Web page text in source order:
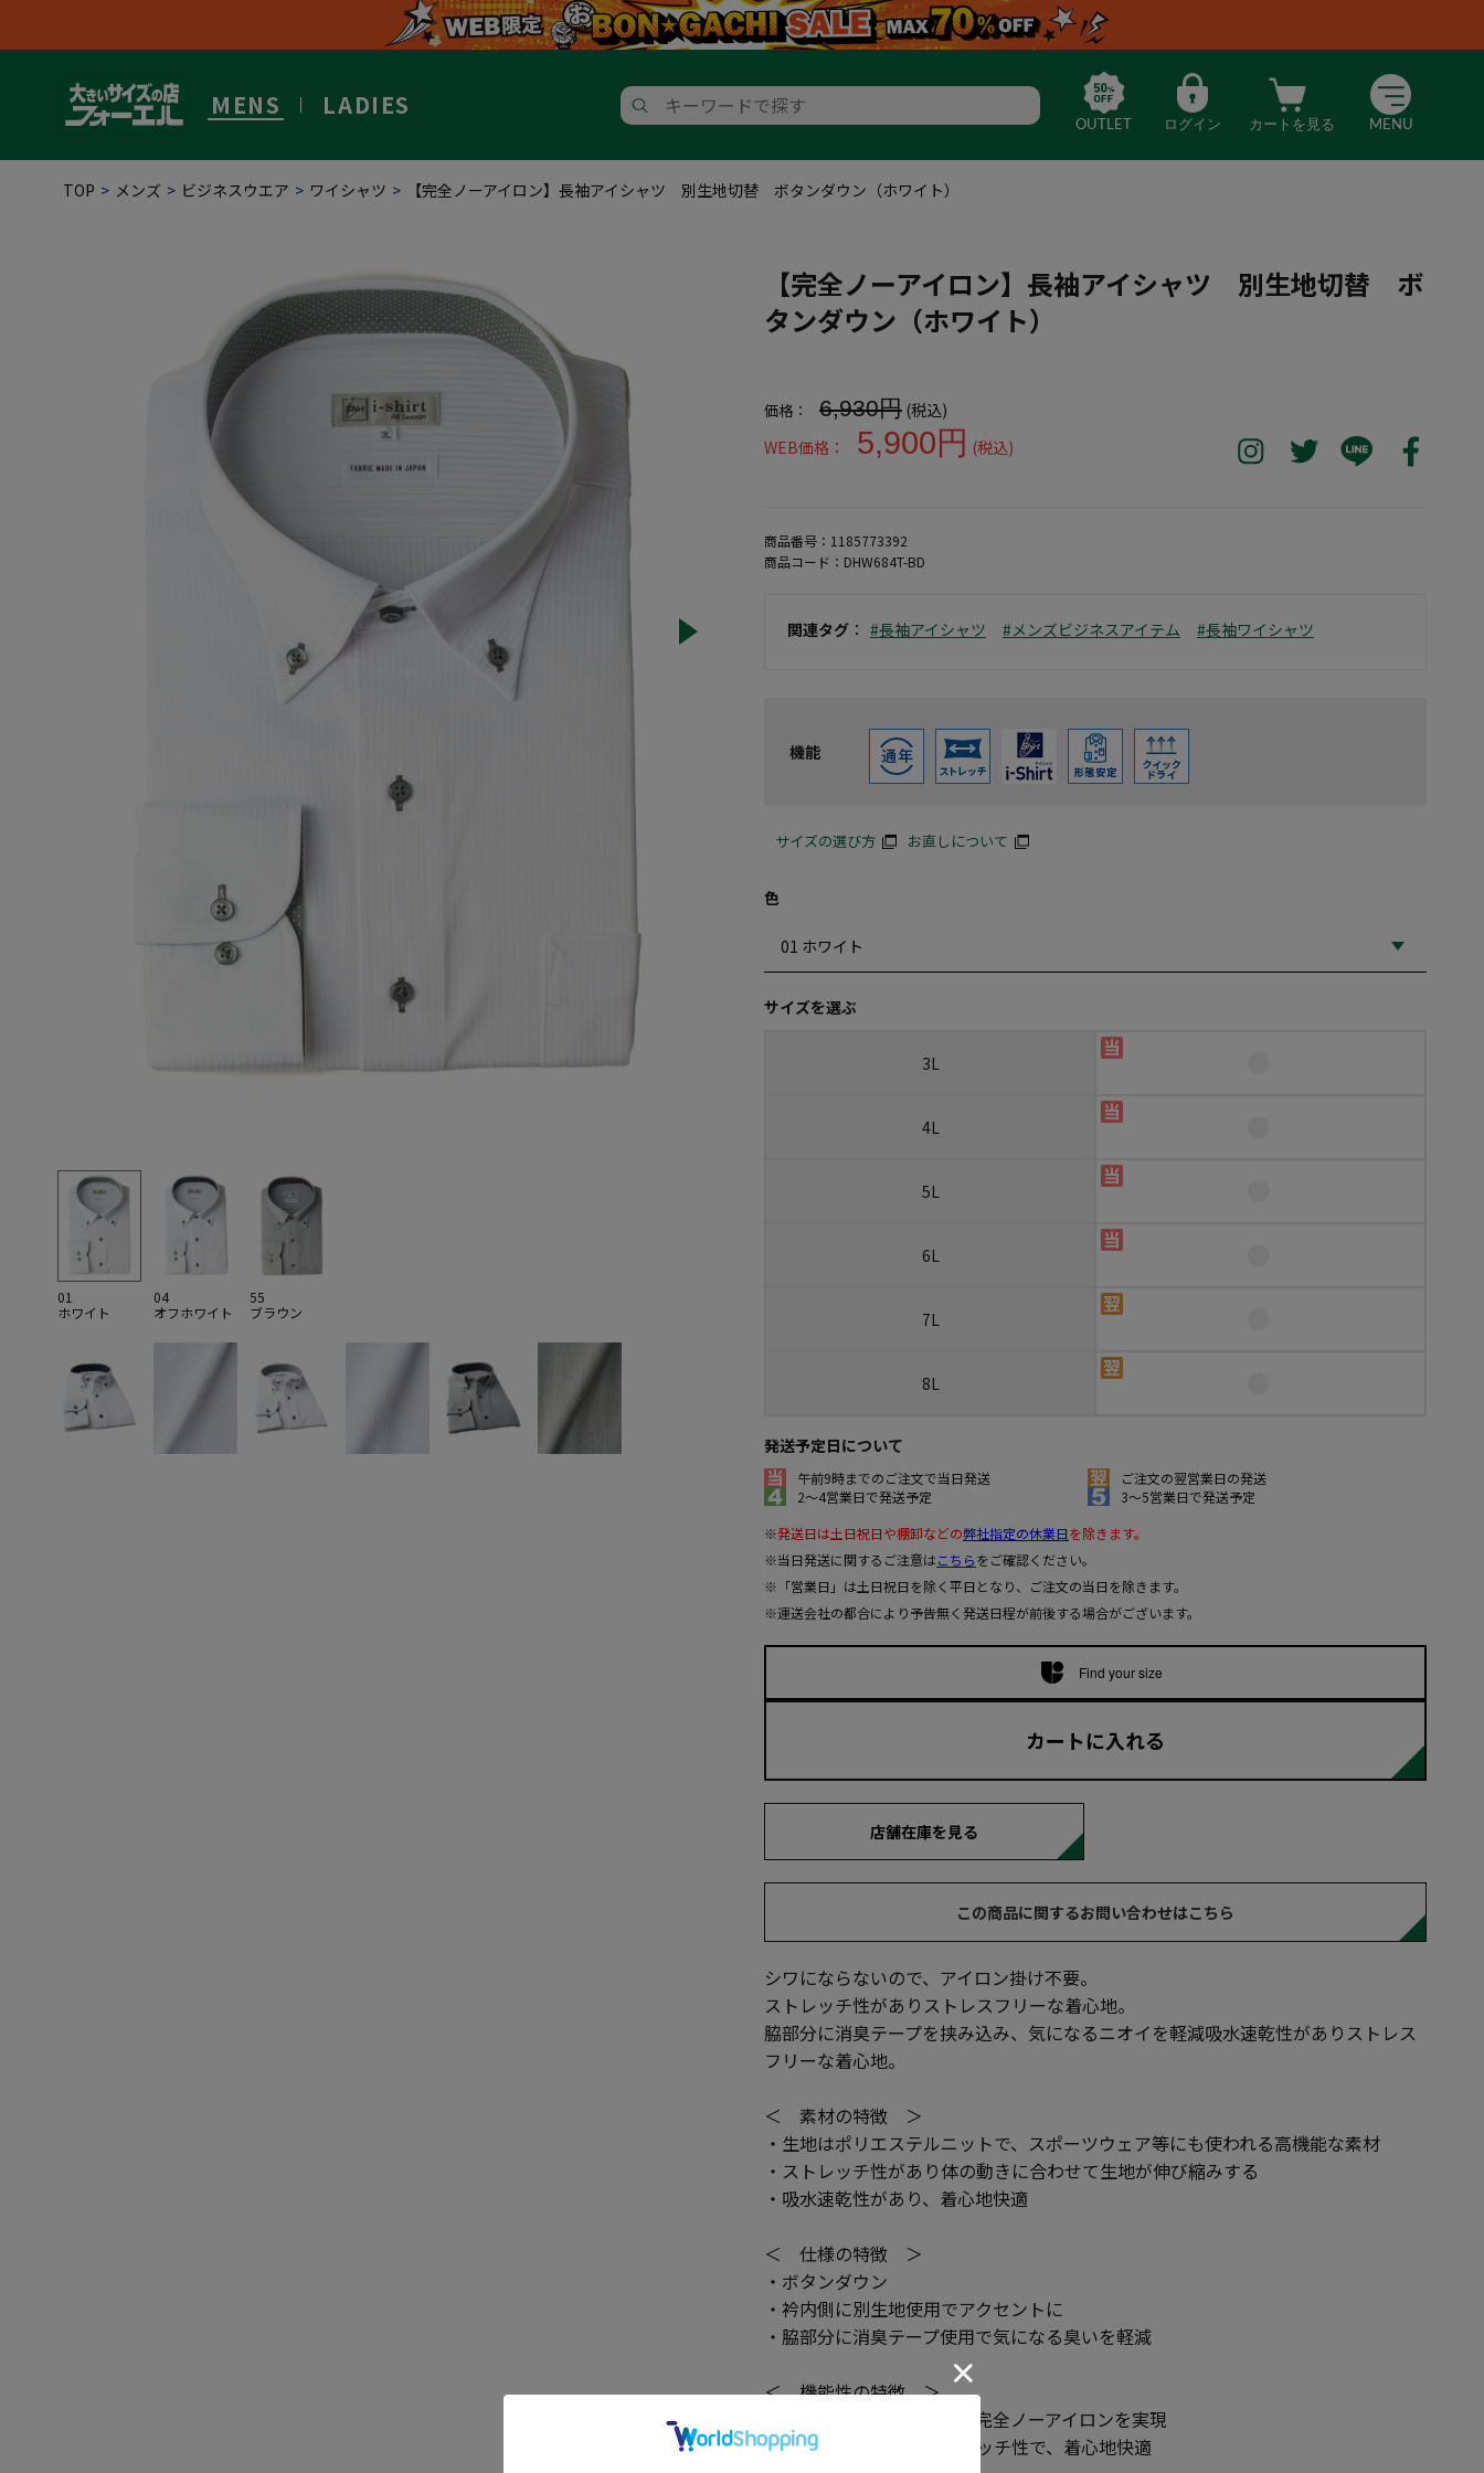
MENS LADIES
OUTLET ログイン カートを見る MENU
TOP メンズ ビジネスウエア ワイシャツ 【完全ノーアイロン】長袖アイシャツ 別生地切替 ボタンダウン（ホワイト）
01
ホワイト
04
オフホワイト
55
ブラウン
【完全ノーアイロン】長袖アイシャツ 別生地切替 ボ
タンダウン（ホワイト）
価格： 6,930円 (税込)
WEB価格：
5,900円 (税込)
商品番号： 1185773392
商品コード： DHW684T-BD
関連タグ ： #長袖アイシャツ #メンズビジネスアイテム #長袖ワイシャツ
機能
サイズの選び方 お直しについて
色
サイズを選ぶ
3L
4L
5L
6L
7L
8L
発送予定日について
午前9時までのご注文で当日発送
ご注文の翌営業日の発送
2～4営業日で発送予定
3～5営業日で発送予定
※発送日は土日祝日や棚卸などの弊社指定の休業日を除きます。
※当日発送に関するご注意はこちらをご確認ください。
※「営業日」は土日祝日を除く平日となり、ご注文の当日を除きます。
※運送会社の都合により予告無く発送日程が前後する場合がございます。
Find your size
カートに入れる
店舗在庫を見る
この商品に関するお問い合わせはこちら
シワにならないので、アイロン掛け不要。
ストレッチ性がありストレスフリーな着心地。
脇部分に消臭テープを挟み込み、気になるニオイを軽減吸水速乾性がありストレス
フリーな着心地。
＜ 素材の特徴 ＞
・生地はポリエステルニットで、スポーツウェア等にも使われる高機能な素材
・ストレッチ性があり体の動きに合わせて生地が伸び縮みする
・吸水速乾性があり、着心地快適
＜ 仕様の特徴 ＞
・ボタンダウン
・衿内側に別生地使用でアクセントに
・脇部分に消臭テープ使用で気になる臭いを軽減
＜ 機能性の特徴 ＞
・圧倒的な形態安定性で、完全ノーアイロンを実現
・ニット素材によるストレッチ性で、着心地快適